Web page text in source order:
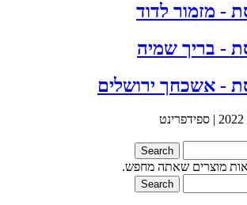
- מזמור לדוד
- בריך שמיה
- אשכחך ירושלים
Search
מוצרים שאתה מחפש.
Search